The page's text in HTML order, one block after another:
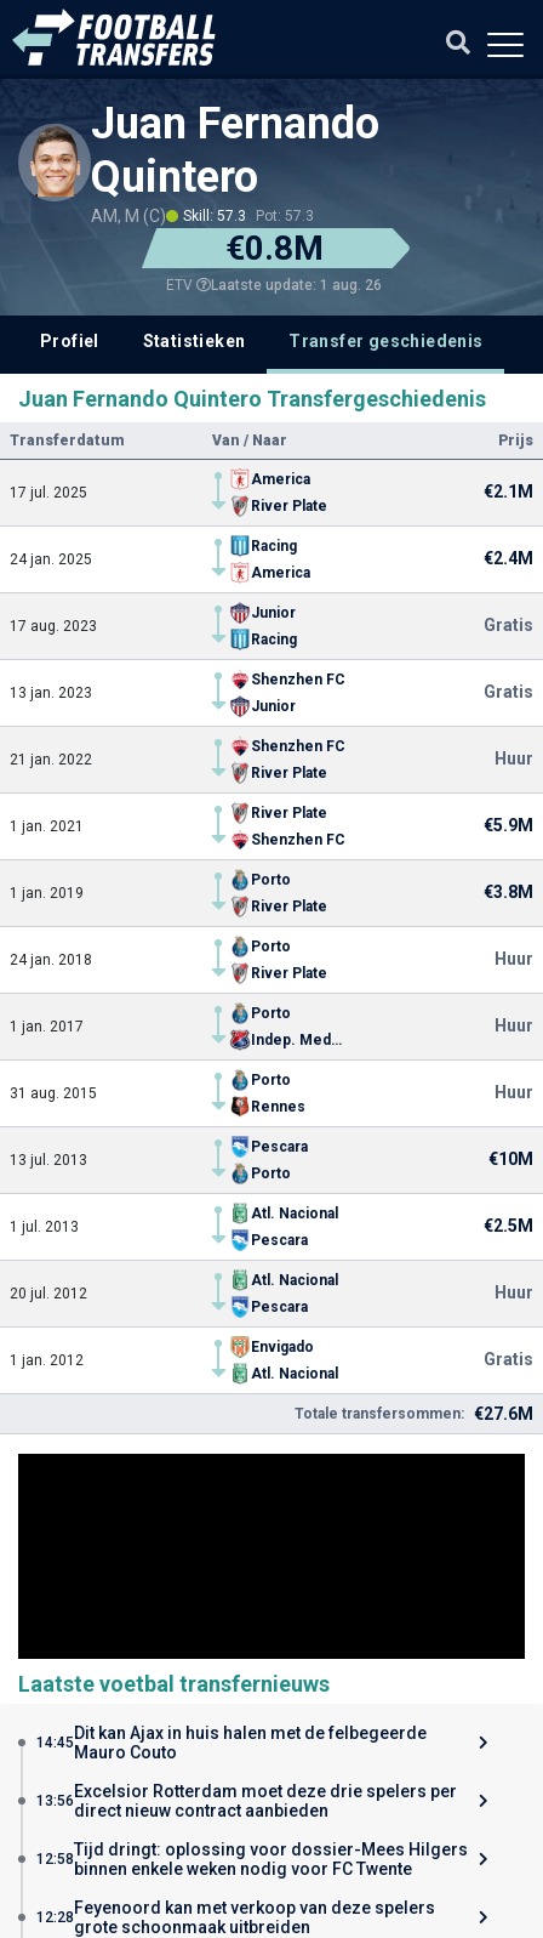
Juan Fernando
Quintero
AM, M (C) Skill: 57.3 Pot: 57.3
€0.8M
ETV Laatste update: 1 aug. 26
Profiel Statistieken Transfer geschiedenis
Juan Fernando Quintero Transfergeschiedenis
Transferdatum Van / Naar Prijs
17 jul. 2025
America
River Plate
€2.1M
24 jan. 2025
Racing
America
€2.4M
17 aug. 2023
Junior
Racing
Gratis
13 jan. 2023
Shenzhen FC
Junior
Gratis
21 jan. 2022
Shenzhen FC
River Plate
Huur
1 jan. 2021
River Plate
Shenzhen FC
€5.9M
1 jan. 2019
Porto
River Plate
€3.8M
24 jan. 2018
Porto
River Plate
Huur
1 jan. 2017
Porto
Indep. Medellin
Huur
31 aug. 2015
Porto
Rennes
Huur
13 jul. 2013
Pescara
Porto
€10M
1 jul. 2013
Atl. Nacional
Pescara
€2.5M
20 jul. 2012
Atl. Nacional
Pescara
Huur
1 jan. 2012
Envigado
Atl. Nacional
Gratis
Totale transfersommen: €27.6M
Laatste voetbal transfernieuws
14:45 Dit kan Ajax in huis halen met de felbegeerde
Mauro Couto
13:56 Excelsior Rotterdam moet deze drie spelers per
direct nieuw contract aanbieden
12:58Tijd dringt: oplossing voor dossier-Mees Hilgers
binnen enkele weken nodig voor FC Twente
12:28 Feyenoord kan met verkoop van deze spelers
grote schoonmaak uitbreiden